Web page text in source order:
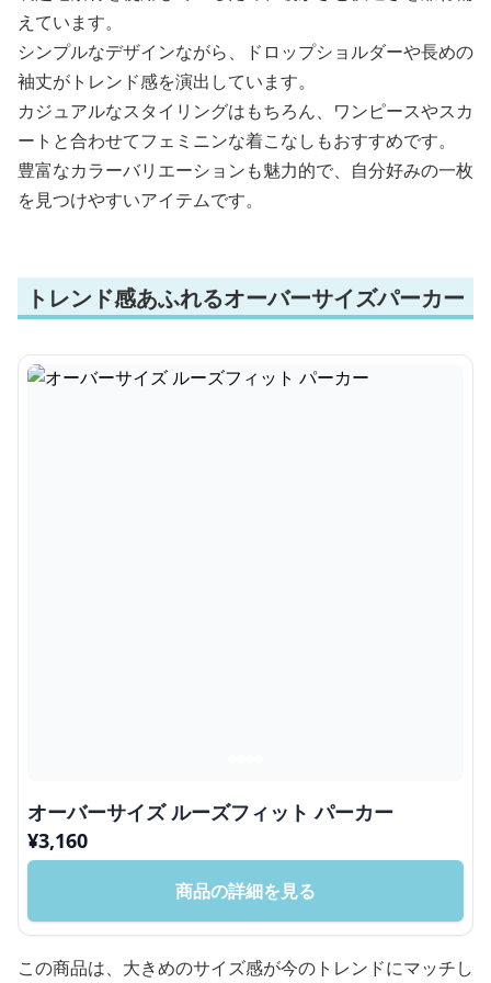
えています。
シンプルなデザインながら、ドロップショルダーや長めの
袖丈がトレンド感を演出しています。
カジュアルなスタイリングはもちろん、ワンピースやスカ
ートと合わせてフェミニンな着こなしもおすすめです。
豊富なカラーバリエーションも魅力的で、自分好みの一枚
を見つけやすいアイテムです。
トレンド感あふれるオーバーサイズパーカー
オーバーサイズ ルーズフィット パーカー
¥3,160
商品の詳細を見る
この商品は、大きめのサイズ感が今のトレンドにマッチし